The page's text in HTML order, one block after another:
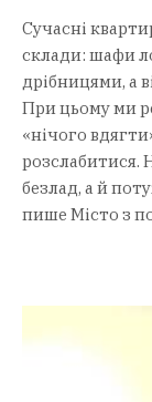
Сучасні
склади: шафи
дрібницями, а
При цьому ми
«нічого
розслабитися.
безлад, а й
пише Місто з